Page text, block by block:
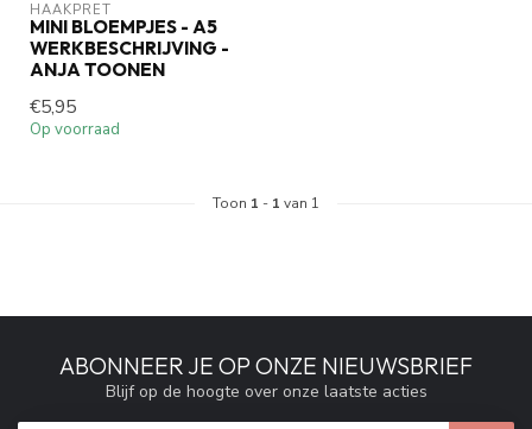
HAAKPRET
MINI BLOEMPJES - A5
WERKBESCHRIJVING -
ANJA TOONEN
€5,95
Op voorraad
Toon 1 - 1 van 1
ABONNEER JE OP ONZE NIEUWSBRIEF
Blijf op de hoogte over onze laatste acties